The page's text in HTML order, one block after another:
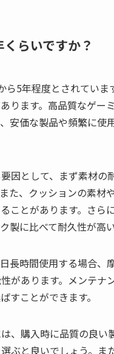
らいですか？
5年程度とされていま
ります。高品質なゲー
安価な製品や頻繁に
因として、まず素材
た、クッションの素
ことがあります。さ
製に比べて耐久性が高い
長時間使用する場合
があります。メンテ
すことができます。
、購入時に品質の良
ぶと良いでしょう。